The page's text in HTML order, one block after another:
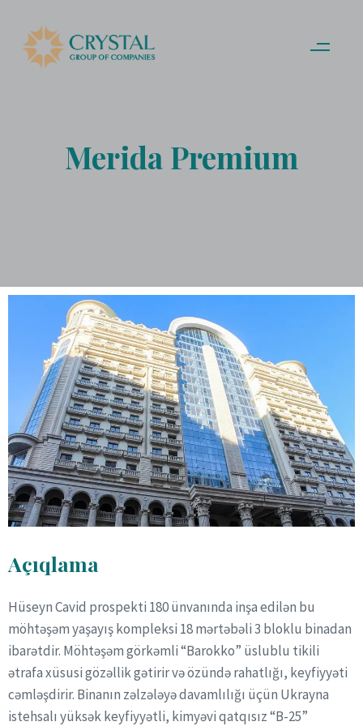
Merida Premium
Açıqlama
Hüseyn Cavid prospekti 180 ünvanında inşa edilən bu
möhtəşəm yaşayış kompleksi 18 mərtəbəli 3 bloklu binadan
ibarətdir. Möhtəşəm görkəmli “Barokko” üslublu tikili
ətrafa xüsusi gözəllik gətirir və özündə rahatlığı, keyfiyyəti
cəmləşdirir. Binanın zəlzələyə davamlılığı üçün Ukrayna
istehsalı yüksək keyfiyyətli, kimyəvi qatqısız “B-25”